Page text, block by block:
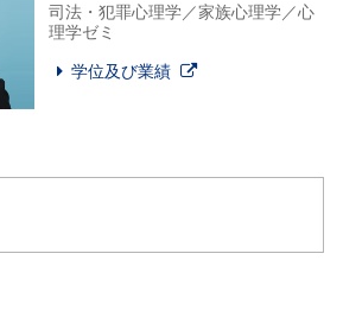
司法・犯罪心理学／家族心理学／心
理学ゼミ
学位及び業績